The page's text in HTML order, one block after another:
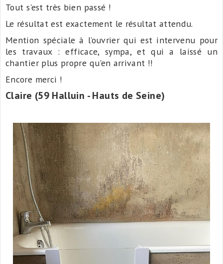
Tout s'est très bien passé !
Le résultat est exactement le résultat attendu.
Mention spéciale à l’ouvrier qui est intervenu pour
les travaux : efficace, sympa, et qui a laissé un
chantier plus propre qu'en arrivant !!
Encore merci !
Claire (59 Halluin - Hauts de Seine)